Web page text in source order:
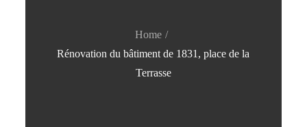
Home
Rénovation du bâtiment de 1831, place de la
Terrasse